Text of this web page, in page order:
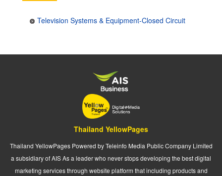
Television Systems & Equipment-Closed Circuit
Thailand YellowPages
Thailand YellowPages Powered by Teleinfo Media Public Company Limited
a subsidiary of AIS As a leader who never stops developing the best digital
marketing services through website platform that including products and